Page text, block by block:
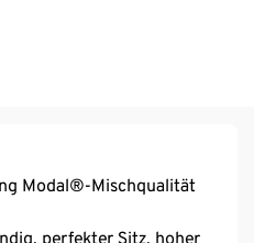
Modal®-Mischqualität
perfekter Sitz, hoher